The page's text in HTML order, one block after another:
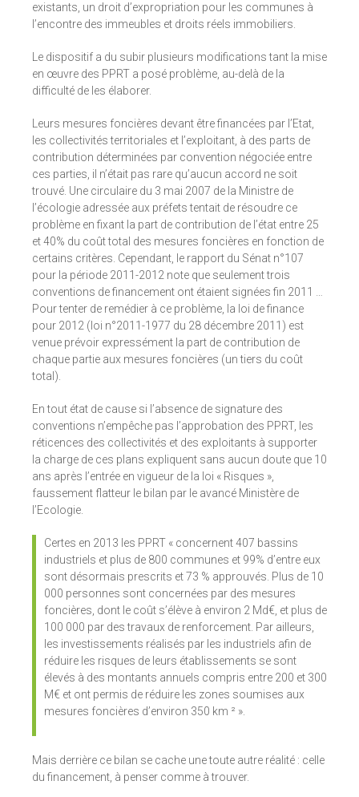
existants, un droit d’expropriation pour les communes à
l’encontre des immeubles et droits réels immobiliers.
Le dispositif a du subir plusieurs modifications tant la mise
en œuvre des PPRT a posé problème, au-delà de la
difficulté de les élaborer.
Leurs mesures foncières devant être financées par l’Etat,
les collectivités territoriales et l’exploitant, à des parts de
contribution déterminées par convention négociée entre
ces parties, il n’était pas rare qu’aucun accord ne soit
trouvé. Une circulaire du 3 mai 2007 de la Ministre de
l’écologie adressée aux préfets tentait de résoudre ce
problème en fixant la part de contribution de l’état entre 25
et 40% du coût total des mesures foncières en fonction de
certains critères. Cependant, le rapport du Sénat n°107
pour la période 2011-2012 note que seulement trois
conventions de financement ont étaient signées fin 2011 …
Pour tenter de remédier à ce problème, la loi de finance
pour 2012 (loi n°2011-1977 du 28 décembre 2011) est
venue prévoir expressément la part de contribution de
chaque partie aux mesures foncières (un tiers du coût
total).
En tout état de cause si l’absence de signature des
conventions n’empêche pas l’approbation des PPRT, les
réticences des collectivités et des exploitants à supporter
la charge de ces plans expliquent sans aucun doute que 10
ans après l’entrée en vigueur de la loi « Risques »,
faussement flatteur le bilan par le avancé Ministère de
l’Ecologie.
Certes en 2013 les PPRT « concernent 407 bassins
industriels et plus de 800 communes et 99% d’entre eux
sont désormais prescrits et 73 % approuvés. Plus de 10
000 personnes sont concernées par des mesures
foncières, dont le coût s’élève à environ 2 Md€, et plus de
100 000 par des travaux de renforcement. Par ailleurs,
les investissements réalisés par les industriels afin de
réduire les risques de leurs établissements se sont
élevés à des montants annuels compris entre 200 et 300
M€ et ont permis de réduire les zones soumises aux
mesures foncières d’environ 350 km ² ».
Mais derrière ce bilan se cache une toute autre réalité : celle
du financement, à penser comme à trouver.